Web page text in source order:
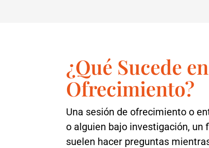
¿Qué Sucede
Ofrecimiento?
Una sesión de ofrecimiento o
o alguien bajo investigación,
suelen hacer preguntas